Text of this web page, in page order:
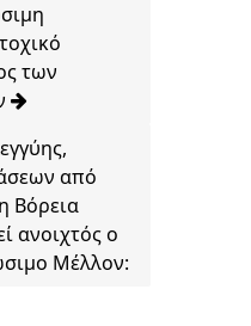
των
από
Βόρεια
ανοιχτός ο
Μέλλον: